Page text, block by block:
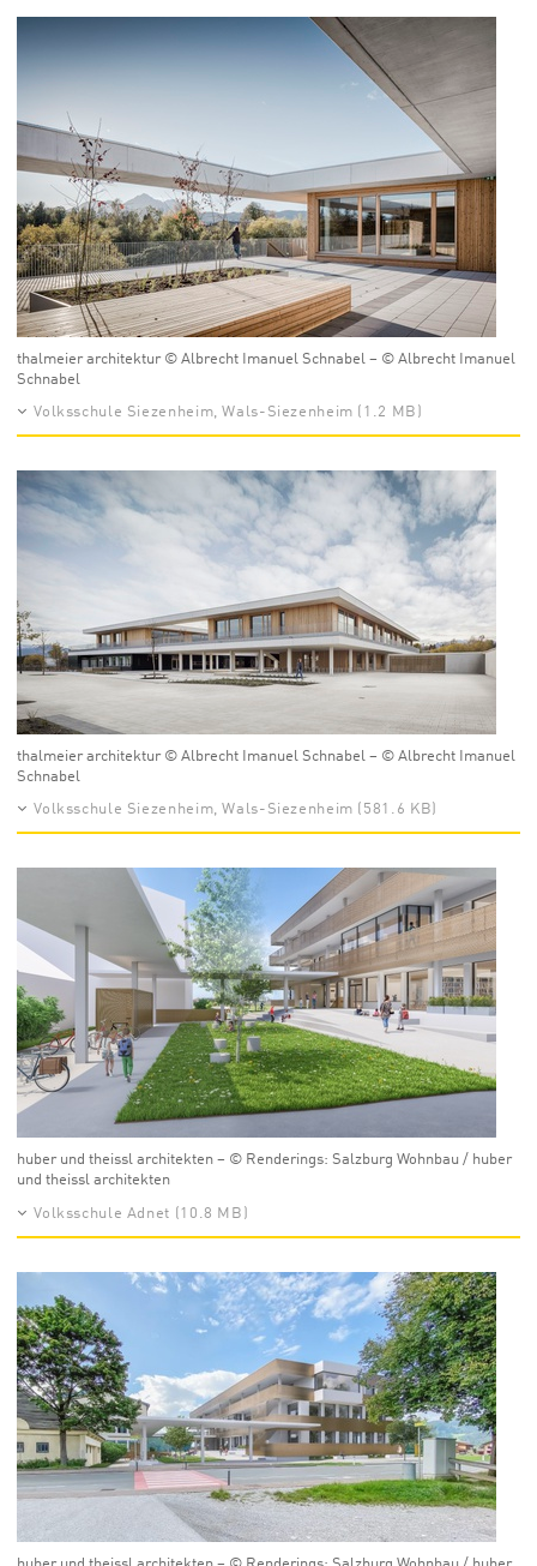
thalmeier architektur © Albrecht Imanuel Schnabel – © Albrecht Imanuel
Schnabel
Volksschule Siezenheim, Wals-Siezenheim (1.2 MB)
thalmeier architektur © Albrecht Imanuel Schnabel – © Albrecht Imanuel
Schnabel
Volksschule Siezenheim, Wals-Siezenheim (581.6 KB)
huber und theissl architekten – © Renderings: Salzburg Wohnbau / huber
und theissl architekten
Volksschule Adnet (10.8 MB)